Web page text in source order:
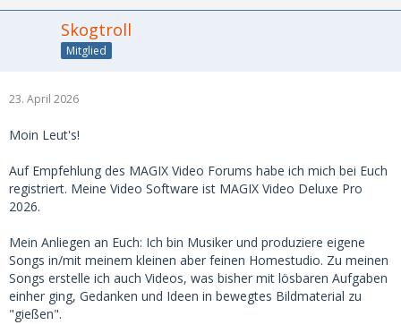
Skogtroll
Mitglied
23. April 2026
Moin Leut's!
Auf Empfehlung des MAGIX Video Forums habe ich mich bei Euch
registriert. Meine Video Software ist MAGIX Video Deluxe Pro
2026.
Mein Anliegen an Euch: Ich bin Musiker und produziere eigene
Songs in/mit meinem kleinen aber feinen Homestudio. Zu meinen
Songs erstelle ich auch Videos, was bisher mit lösbaren Aufgaben
einher ging, Gedanken und Ideen in bewegtes Bildmaterial zu
"gießen".